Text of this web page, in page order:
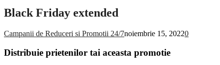
Black Friday extended
Campanii de Reduceri si Promotii 24/7noiembrie 15, 20220
Distribuie prietenilor tai aceasta promotie